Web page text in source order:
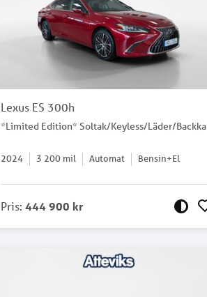
Lexus ES 300h
*Limited Edition* Soltak/Keyless/Läder/Backka
2024 3 200 mil Automat Bensin+El
Pris:444 900 kr